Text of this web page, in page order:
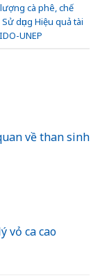
cà phê,chế
Sử dụng Hiệu quả tài
UNEP
về than sinh
vỏ ca cao